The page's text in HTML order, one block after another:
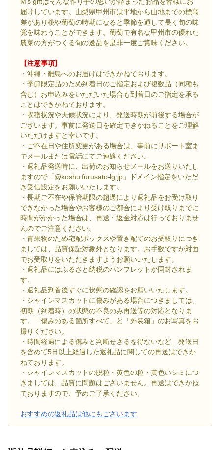
届けしています。山梨県甲州市は平地から山地までの標高
差があり桃や葡萄の時期になると季節を通して長く旬の味
覚を味わうことができます。葡萄で有名な甲州市の優れた
農家の方がつくる旬の逸品を是非一度ご賞味ください。
【注意事項】
・沖縄・離島へのお届けはできかねております。
・季節限定品のため到着日のご指定および複数品（同種も
含む）お申込みをいただいた場合も到着日のご指定を承る
ことはできかねております。
・収穫状況や天候状況により、発送時期が前後する場合が
ございます。事前に発送日を確定できかねることをご理解
いただけますと幸いです。
・ご不在日や住所変更がある場合は、事前にサポート室ま
でメールまたは電話にてご連絡ください。
・返礼品発送時に、出荷のお知らせメールをお送りいたし
ますので「@koshu.furusato-lg.jp」ドメイン指定をいただ
き受信設定をお願いいたします。
・長期ご不在や保管期限の超過により返礼品をお受け取り
できなかった場合やお客様のご都合により受け取りまでに
時間がかかった場合は、再送・返金対応は行っておりませ
んのでご注意ください。
・青果物のため宅配ボックスや置き配でのお受取りにつき
ましては、品質保証対象外となります。お手数ですが対面
でお受取りをいただきますようお願いいたします。
・返礼品にはふるさと納税のパンフレットが同封されま
す。
・返礼品到着後すぐに状態の確認をお願いいたします。
・シャインマスカットに傷みがある場合につきましては、
初期（到着時）の状態の不良のみ再送等の対応となりま
す。「傷みのある箇所すべて」と「外装箱」のお写真をお
撮りください。
・時間経過による傷みと判断せざるを得ないなど、発送日
を含めて5日以上経過した返礼品に関しての再送はできか
ねております。
・シャインマスカットの脱粒・黄色の粒・黄色いシミにつ
きましては、品質に問題はございません。再送はできかね
ておりますので、予めご了承ください。
おすすめの返礼品は他にもございます